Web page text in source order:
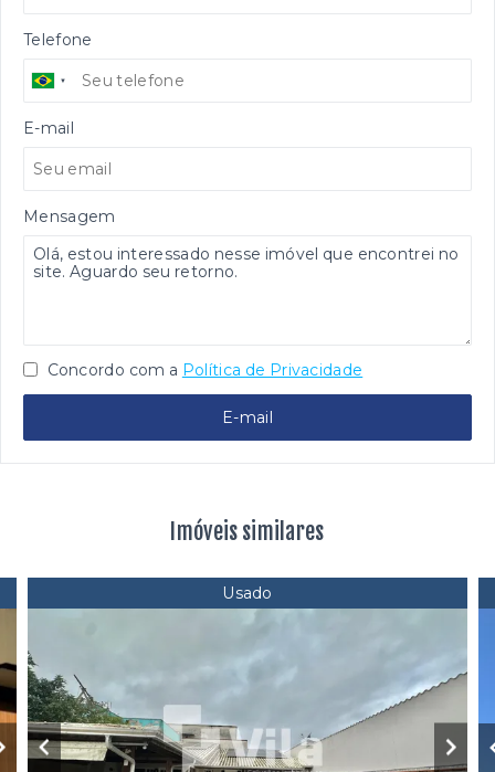
Telefone
E-mail
Mensagem
Concordo com a Política de Privacidade
E-mail
Imóveis similares
Usado